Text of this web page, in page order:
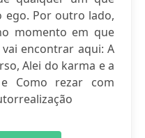
ego. Por outro lado,
momento em que
encontrar aqui: A
Alei do karma e a
Como rezar com